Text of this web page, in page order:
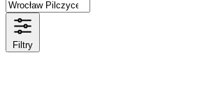
Filtry